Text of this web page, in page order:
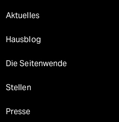
Aktuelles
Hausblog
Die Seitenwende
Stellen
Presse